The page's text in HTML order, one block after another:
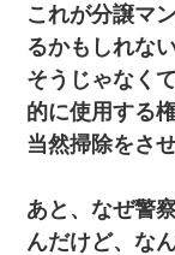
隣室のお婆ちゃん
い」私「変だなあ
窓とドアを開けない
高1のとき男に襲わ
養子縁組してアメ
亡くなってしまい…
この母親は娘の黒
これが分譲マ
るかもしれない
そうじゃなく
的に使用する
当然掃除をさ
あと、なぜ警
んだけど、な